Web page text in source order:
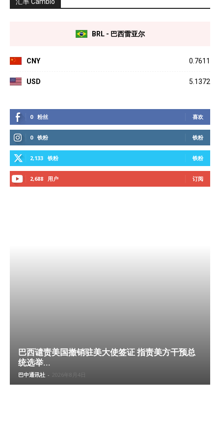
BRL - 巴西雷亚尔
CNY 0.7611
USD 5.1372
0 粉丝 喜欢
0 铁粉 铁粉
2,133 铁粉 铁粉
2,688 用户 订阅
巴西谴责美国撤销驻美大使签证 指责美方干预总
统选举...
巴中通讯社 - 2026年8月4日